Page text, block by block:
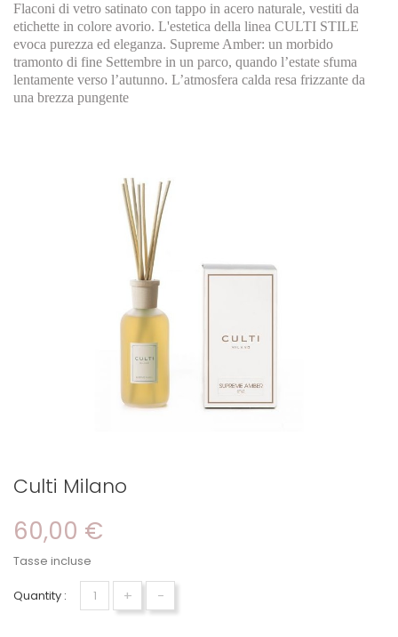
Flaconi di vetro satinato con tappo in acero naturale, vestiti da
etichette in colore avorio. L'estetica della linea CULTI STILE
evoca purezza ed eleganza. Supreme Amber: un morbido
tramonto di fine Settembre in un parco, quando l’estate sfuma
lentamente verso l’autunno. L’atmosfera calda resa frizzante da
una brezza pungente
Culti Milano
60,00 €
Tasse incluse
Quantity : + -